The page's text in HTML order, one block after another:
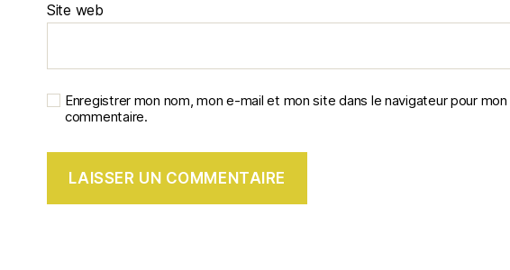
Site web
Enregistrer mon nom, mon e-mail et mon site dans le navigateur pour mon
commentaire.